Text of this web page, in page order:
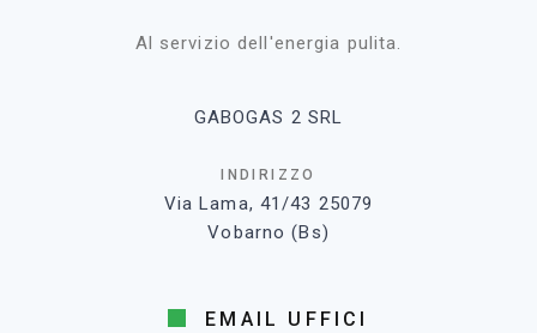
Al servizio dell'energia pulita.
GABOGAS 2 SRL
INDIRIZZO
Via Lama, 41/43 25079
Vobarno (Bs)
EMAIL UFFICI